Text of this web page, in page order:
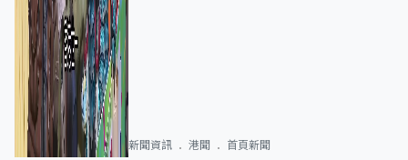
新聞資訊 港聞 首頁新聞